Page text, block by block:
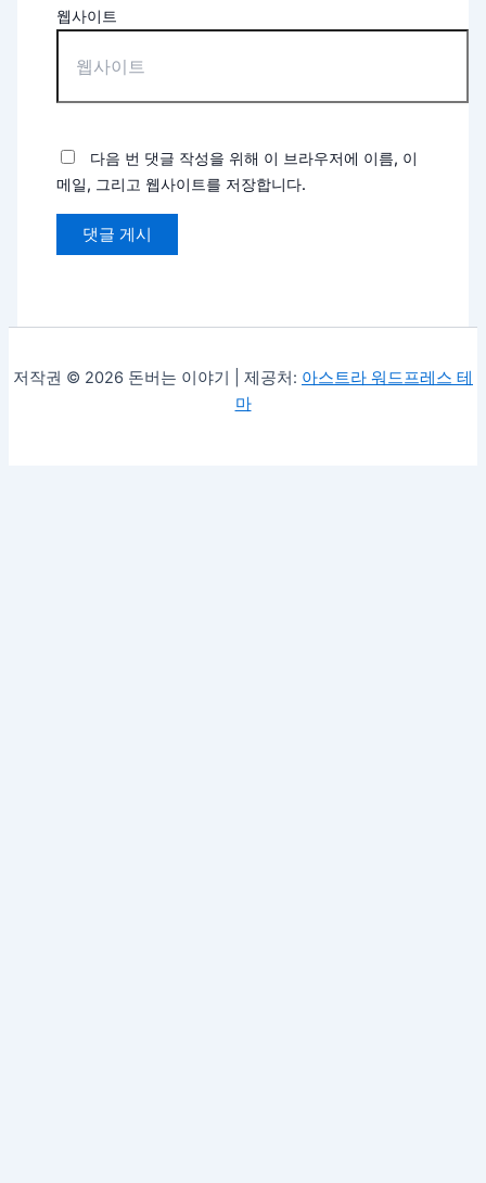
웹사이트
다음 번 댓글 작성을 위해 이 브라우저에 이름, 이
메일, 그리고 웹사이트를 저장합니다.
저작권 © 2026 돈버는 이야기 | 제공처: 아스트라 워드프레스 테
마